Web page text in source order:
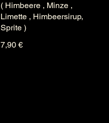
( Himbeere , Minze ,
Limette , Himbeersirup,
Sprite )
7,90 €